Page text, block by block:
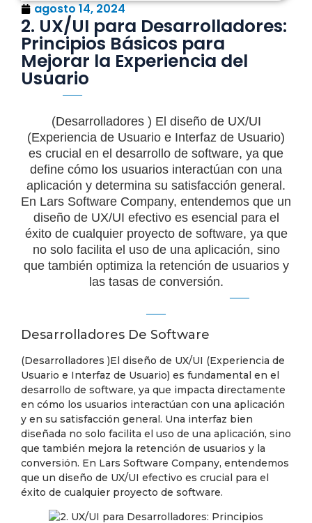
agosto 14, 2024
2. UX/UI para Desarrolladores:
Principios Básicos para
Mejorar la Experiencia del
Usuario
(Desarrolladores ) El diseño de UX/UI
(Experiencia de Usuario e Interfaz de Usuario)
es crucial en el desarrollo de software, ya que
define cómo los usuarios interactúan con una
aplicación y determina su satisfacción general.
En Lars Software Company, entendemos que un
diseño de UX/UI efectivo es esencial para el
éxito de cualquier proyecto de software, ya que
no solo facilita el uso de una aplicación, sino
que también optimiza la retención de usuarios y
las tasas de conversión.
Desarrolladores De Software
(Desarrolladores )El diseño de UX/UI (Experiencia de
Usuario e Interfaz de Usuario) es fundamental en el
desarrollo de software, ya que impacta directamente
en cómo los usuarios interactúan con una aplicación
y en su satisfacción general. Una interfaz bien
diseñada no solo facilita el uso de una aplicación, sino
que también mejora la retención de usuarios y la
conversión. En Lars Software Company, entendemos
que un diseño de UX/UI efectivo es crucial para el
éxito de cualquier proyecto de software.